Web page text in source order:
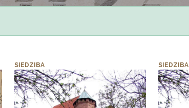
SIEDZIBA SIEDZIBA